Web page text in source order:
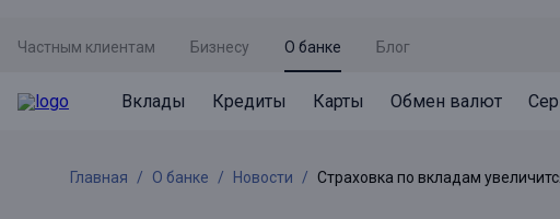
Частным клиентам Бизнесу О банке Блог
Вклады
Не упусти момент
Кредиты
Кредит под залог недвижимости
Карты
Дебетовая карта с пакетом услуг
Обмен валют
Курсы валют
Оплата кредита
Акция «Приведи друга»
Главная О банке Новости Страховка по вкладам